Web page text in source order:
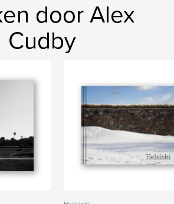
door Alex
Cudby